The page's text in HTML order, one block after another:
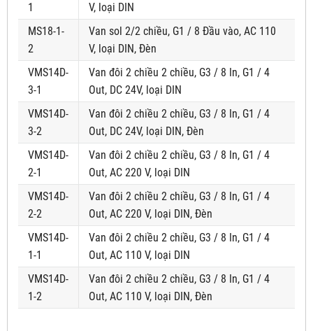
1
V, loại DIN
MS18-1-
2
Van sol 2/2 chiều, G1 / 8 Đầu vào, AC 110
V, loại DIN, Đèn
VMS14D-
3-1
Van đôi 2 chiều 2 chiều, G3 / 8 In, G1 / 4
Out, DC 24V, loại DIN
VMS14D-
3-2
Van đôi 2 chiều 2 chiều, G3 / 8 In, G1 / 4
Out, DC 24V, loại DIN, Đèn
VMS14D-
2-1
Van đôi 2 chiều 2 chiều, G3 / 8 In, G1 / 4
Out, AC 220 V, loại DIN
VMS14D-
2-2
Van đôi 2 chiều 2 chiều, G3 / 8 In, G1 / 4
Out, AC 220 V, loại DIN, Đèn
VMS14D-
1-1
Van đôi 2 chiều 2 chiều, G3 / 8 In, G1 / 4
Out, AC 110 V, loại DIN
VMS14D-
1-2
Van đôi 2 chiều 2 chiều, G3 / 8 In, G1 / 4
Out, AC 110 V, loại DIN, Đèn